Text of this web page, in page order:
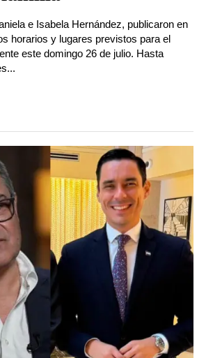
e Isabela Hernández, publicaron en
horarios y lugares previstos para el
este domingo 26 de julio. Hasta